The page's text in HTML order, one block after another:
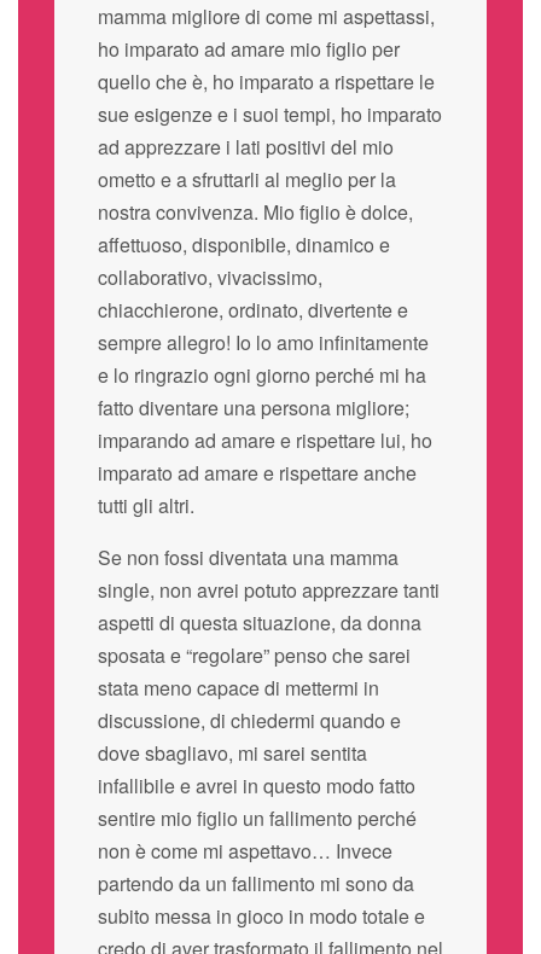
mamma migliore di come mi aspettassi,
ho imparato ad amare mio figlio per
quello che è, ho imparato a rispettare le
sue esigenze e i suoi tempi, ho imparato
ad apprezzare i lati positivi del mio
ometto e a sfruttarli al meglio per la
nostra convivenza. Mio figlio è dolce,
affettuoso, disponibile, dinamico e
collaborativo, vivacissimo,
chiacchierone, ordinato, divertente e
sempre allegro! Io lo amo infinitamente
e lo ringrazio ogni giorno perché mi ha
fatto diventare una persona migliore;
imparando ad amare e rispettare lui, ho
imparato ad amare e rispettare anche
tutti gli altri.
Se non fossi diventata una mamma
single, non avrei potuto apprezzare tanti
aspetti di questa situazione, da donna
sposata e “regolare” penso che sarei
stata meno capace di mettermi in
discussione, di chiedermi quando e
dove sbagliavo, mi sarei sentita
infallibile e avrei in questo modo fatto
sentire mio figlio un fallimento perché
non è come mi aspettavo… Invece
partendo da un fallimento mi sono da
subito messa in gioco in modo totale e